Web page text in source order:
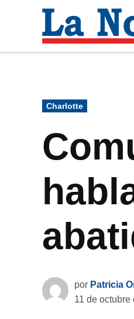
contenido
Publicado
en
Charlotte
por Patricia
11 de octubre